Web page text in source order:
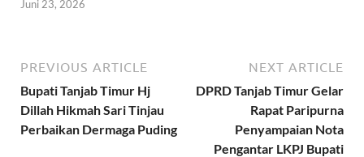
Juni 23, 2026
PREVIOUS ARTICLE
Bupati Tanjab Timur Hj
Dillah Hikmah Sari Tinjau
Perbaikan Dermaga Puding
NEXT ARTICLE
DPRD Tanjab Timur Gelar
Rapat Paripurna
Penyampaian Nota
Pengantar LKPJ Bupati